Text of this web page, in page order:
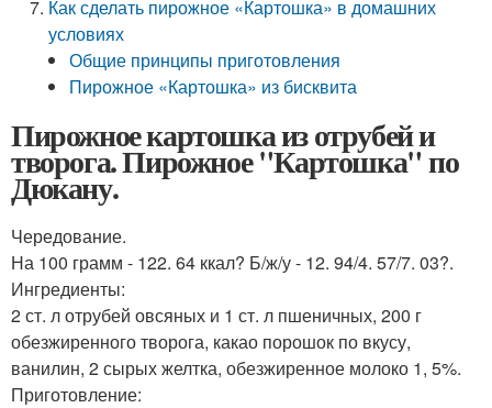
Как сделать пирожное «Картошка» в домашних
условиях
Общие принципы приготовления
Пирожное «Картошка» из бисквита
Пирожное картошка из отрубей и
творога. Пирожное "Картошка" по
Дюкану.
Чередование.
На 100 грамм - 122. 64 ккал? Б/ж/у - 12. 94/4. 57/7. 03?.
Ингредиенты:
2 ст. л отрубей овсяных и 1 ст. л пшеничных, 200 г
обезжиренного творога, какао порошок по вкусу,
ванилин, 2 сырых желтка, обезжиренное молоко 1, 5%.
Приготовление: